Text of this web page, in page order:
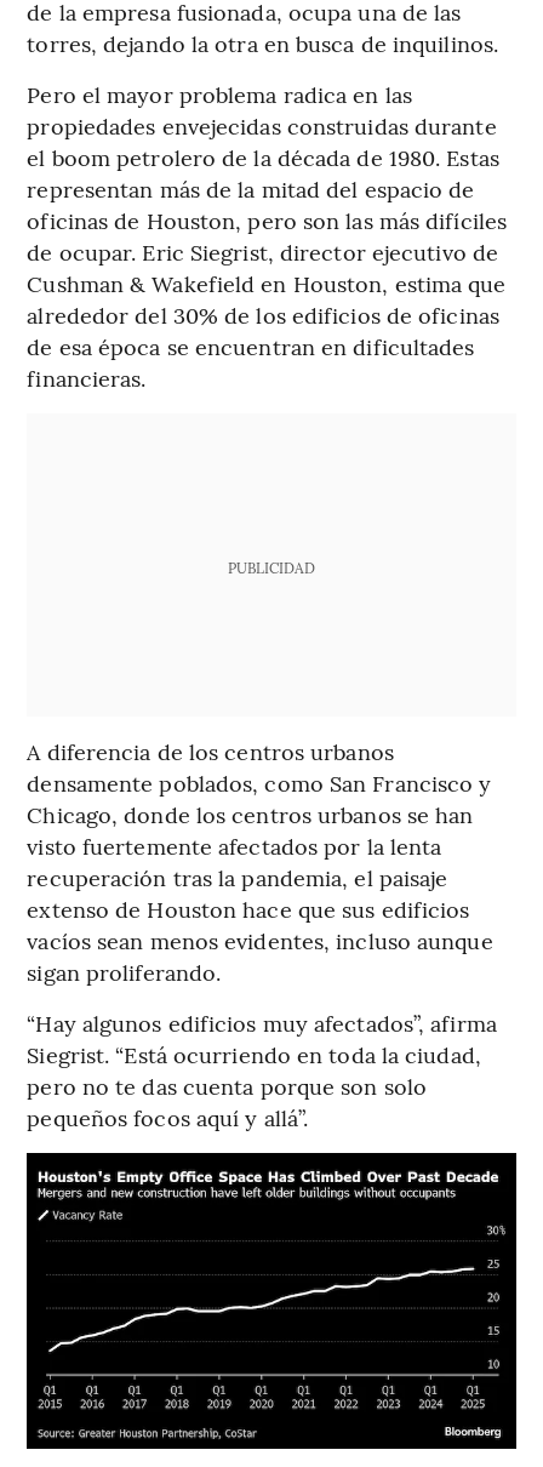
de la empresa fusionada, ocupa una de las
torres, dejando la otra en busca de inquilinos.
Pero el mayor problema radica en las
propiedades envejecidas construidas durante
el boom petrolero de la década de 1980. Estas
representan más de la mitad del espacio de
oficinas de Houston, pero son las más difíciles
de ocupar. Eric Siegrist, director ejecutivo de
Cushman & Wakefield en Houston, estima que
alrededor del 30% de los edificios de oficinas
de esa época se encuentran en dificultades
financieras.
PUBLICIDAD
A diferencia de los centros urbanos
densamente poblados, como San Francisco y
Chicago, donde los centros urbanos se han
visto fuertemente afectados por la lenta
recuperación tras la pandemia, el paisaje
extenso de Houston hace que sus edificios
vacíos sean menos evidentes, incluso aunque
sigan proliferando.
“Hay algunos edificios muy afectados”, afirma
Siegrist. “Está ocurriendo en toda la ciudad,
pero no te das cuenta porque son solo
pequeños focos aquí y allá”.